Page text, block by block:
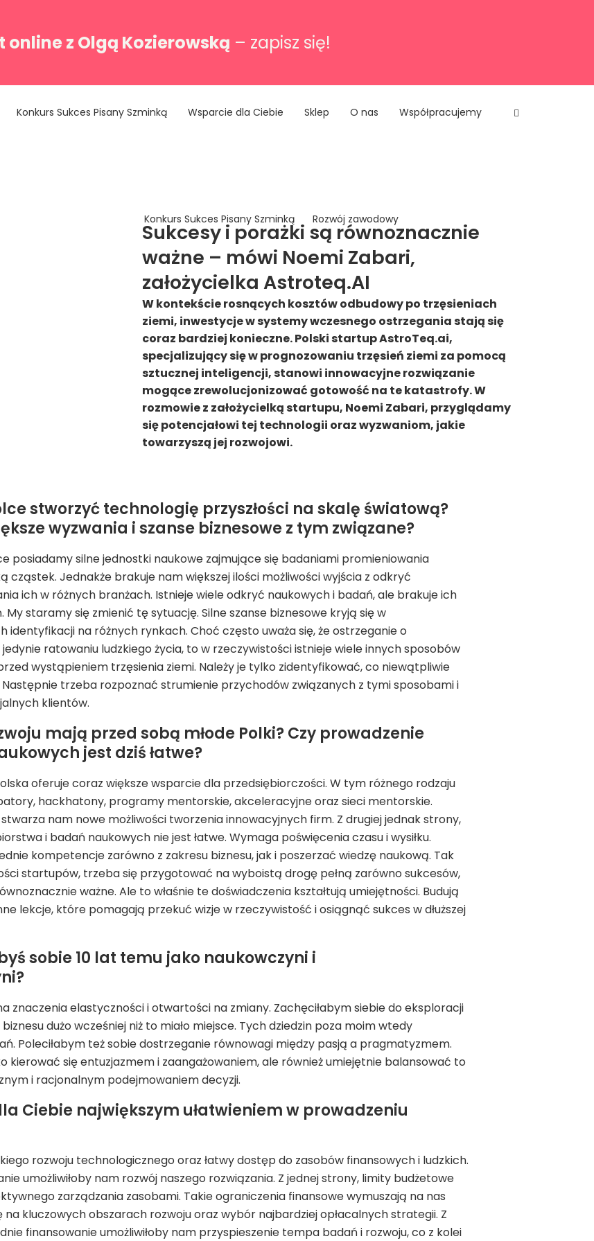
online z Olgą Kozierowską – zapisz się!
Konkurs Sukces Pisany Szminką Wsparcie dla Ciebie Sklep O nas Współpracujemy
Konkurs Sukces Pisany Szminką Rozwój zawodowy
Sukcesy i porażki są równoznacznie
ważne – mówi Noemi Zabari,
założycielka Astroteq.AI
W kontekście rosnących kosztów odbudowy po trzęsieniach
ziemi, inwestycje w systemy wczesnego ostrzegania stają się
coraz bardziej konieczne. Polski startup AstroTeq.ai,
specjalizujący się w prognozowaniu trzęsień ziemi za pomocą
sztucznej inteligencji, stanowi innowacyjne rozwiązanie
mogące zrewolucjonizować gotowość na te katastrofy. W
rozmowie z założycielką startupu, Noemi Zabari, przyglądamy
się potencjałowi tej technologii oraz wyzwaniom, jakie
towarzyszą jej rozwojowi.
stworzyć technologię przyszłości na skalę światową?
wyzwania i szanse biznesowe z tym związane?
posiadamy silne jednostki naukowe zajmujące się badaniami promieniowania
cząstek. Jednakże brakuje nam większej ilości możliwości wyjścia z odkryć
ich w różnych branżach. Istnieje wiele odkryć naukowych i badań, ale brakuje ich
staramy się zmienić tę sytuację. Silne szanse biznesowe kryją się w
identyfikacji na różnych rynkach. Choć często uważa się, że ostrzeganie o
jedynie ratowaniu ludzkiego życia, to w rzeczywistości istnieje wiele innych sposobów
wystąpieniem trzęsienia ziemi. Należy je tylko zidentyfikować, co niewątpliwie
trzeba rozpoznać strumienie przychodów związanych z tymi sposobami i
klientów.
mają przed sobą młode Polki? Czy prowadzenie
jest dziś łatwe?
oferuje coraz większe wsparcie dla przedsiębiorczości. W tym różnego rodzaju
hackhatony, programy mentorskie, akceleracyjne oraz sieci mentorskie.
nam nowe możliwości tworzenia innowacyjnych firm. Z drugiej jednak strony,
i badań naukowych nie jest łatwe. Wymaga poświęcenia czasu i wysiłku.
kompetencje zarówno z zakresu biznesu, jak i poszerzać wiedzę naukową. Tak
startupów, trzeba się przygotować na wyboistą drogę pełną zarówno sukcesów,
ważne. Ale to właśnie te doświadczenia kształtują umiejętności. Budują
lekcje, które pomagają przekuć wizje w rzeczywistość i osiągnąć sukces w dłuższej
sobie 10 lat temu jako naukowczyni i
znaczenia elastyczności i otwartości na zmiany. Zachęciłabym siebie do eksploracji
dużo wcześniej niż to miało miejsce. Tych dziedzin poza moim wtedy
Poleciłabym też sobie dostrzeganie równowagi między pasją a pragmatyzmem.
kierować się entuzjazmem i zaangażowaniem, ale również umiejętnie balansować to
i racjonalnym podejmowaniem decyzji.
Ciebie największym ułatwieniem w prowadzeniu
rozwoju technologicznego oraz łatwy dostęp do zasobów finansowych i ludzkich.
umożliwiłoby nam rozwój naszego rozwiązania. Z jednej strony, limity budżetowe
zarządzania zasobami. Takie ograniczenia finansowe wymuszają na nas
kluczowych obszarach rozwoju oraz wybór najbardziej opłacalnych strategii. Z
finansowanie umożliwiłoby nam przyspieszenie tempa badań i rozwoju, co z kolei